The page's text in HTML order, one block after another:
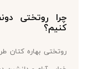
چرا روتختی
کنیم؟
روتختی بهاره کتان